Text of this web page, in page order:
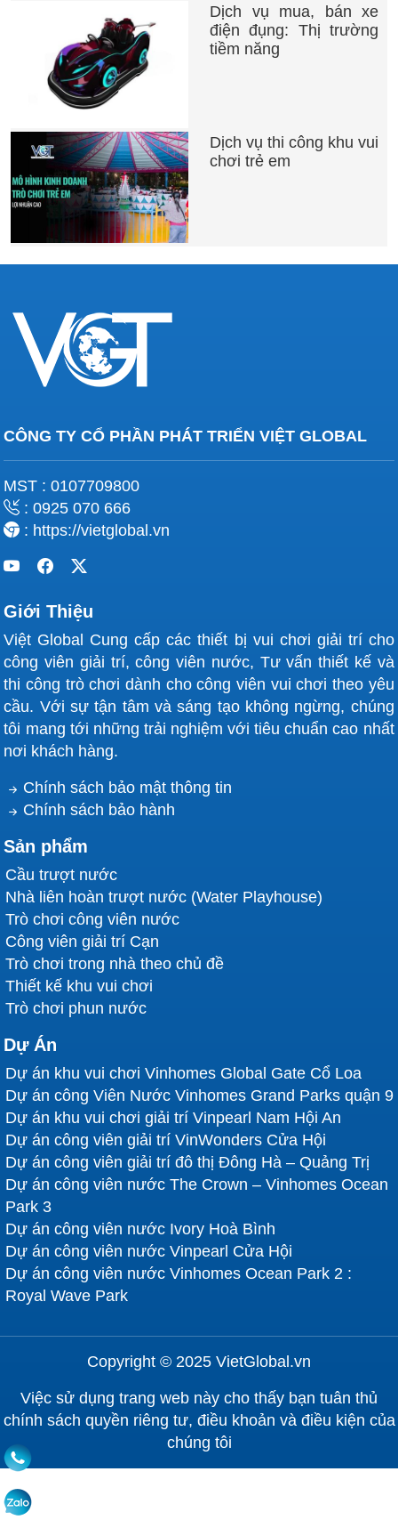
Dịch vụ mua, bán xe
điện đụng: Thị trường
tiềm năng
Dịch vụ thi công khu vui
chơi trẻ em
CÔNG TY CỔ PHẦN PHÁT TRIỂN VIỆT GLOBAL
MST : 0107709800
: 0925 070 666
: https://vietglobal.vn
Giới Thiệu
Việt Global Cung cấp các thiết bị vui chơi giải trí cho
công viên giải trí, công viên nước, Tư vấn thiết kế và
thi công trò chơi dành cho công viên vui chơi theo yêu
cầu. Với sự tận tâm và sáng tạo không ngừng, chúng
tôi mang tới những trải nghiệm với tiêu chuẩn cao nhất
nơi khách hàng.
Chính sách bảo mật thông tin
Chính sách bảo hành
Sản phẩm
Cầu trượt nước
Nhà liên hoàn trượt nước (Water Playhouse)
Trò chơi công viên nước
Công viên giải trí Cạn
Trò chơi trong nhà theo chủ đề
Thiết kế khu vui chơi
Trò chơi phun nước
Dự Án
Dự án khu vui chơi Vinhomes Global Gate Cổ Loa
Dự án công Viên Nước Vinhomes Grand Parks quận 9
Dự án khu vui chơi giải trí Vinpearl Nam Hội An
Dự án công viên giải trí VinWonders Cửa Hội
Dự án công viên giải trí đô thị Đông Hà – Quảng Trị
Dự án công viên nước The Crown – Vinhomes Ocean
Park 3
Dự án công viên nước Ivory Hoà Bình
Dự án công viên nước Vinpearl Cửa Hội
Dự án công viên nước Vinhomes Ocean Park 2 :
Royal Wave Park
Copyright © 2025 VietGlobal.vn
Việc sử dụng trang web này cho thấy bạn tuân thủ
chính sách quyền riêng tư, điều khoản và điều kiện của
chúng tôi